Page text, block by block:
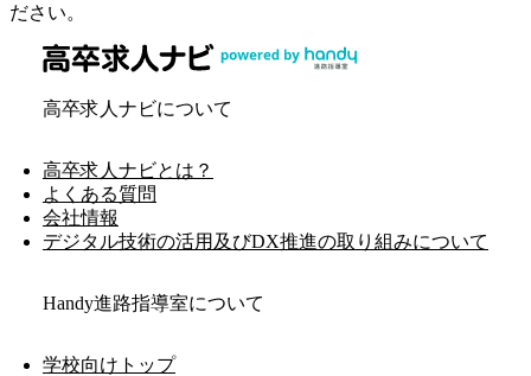
ださい。
高卒求人ナビについて
高卒求人ナビとは？
よくある質問
会社情報
デジタル技術の活用及びDX推進の取り組みについて
Handy進路指導室について
学校向けトップ